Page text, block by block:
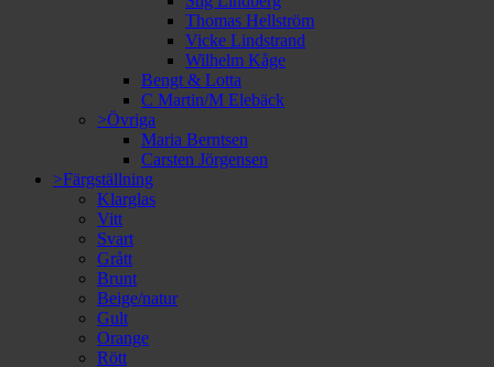
Thomas Hellström
Vicke Lindstrand
Wilhelm Kåge
Bengt & Lotta
C Martin/M Elebäck
>Övriga
Maria Berntsen
Carsten Jörgensen
>Färgställning
Klarglas
Vitt
Svart
Grått
Brunt
Beige/natur
Gult
Orange
Rött